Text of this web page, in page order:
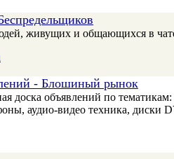
живущих и общающихся в
- Блошиный рынок
доска объявлений по
аудио-видео техника, диски